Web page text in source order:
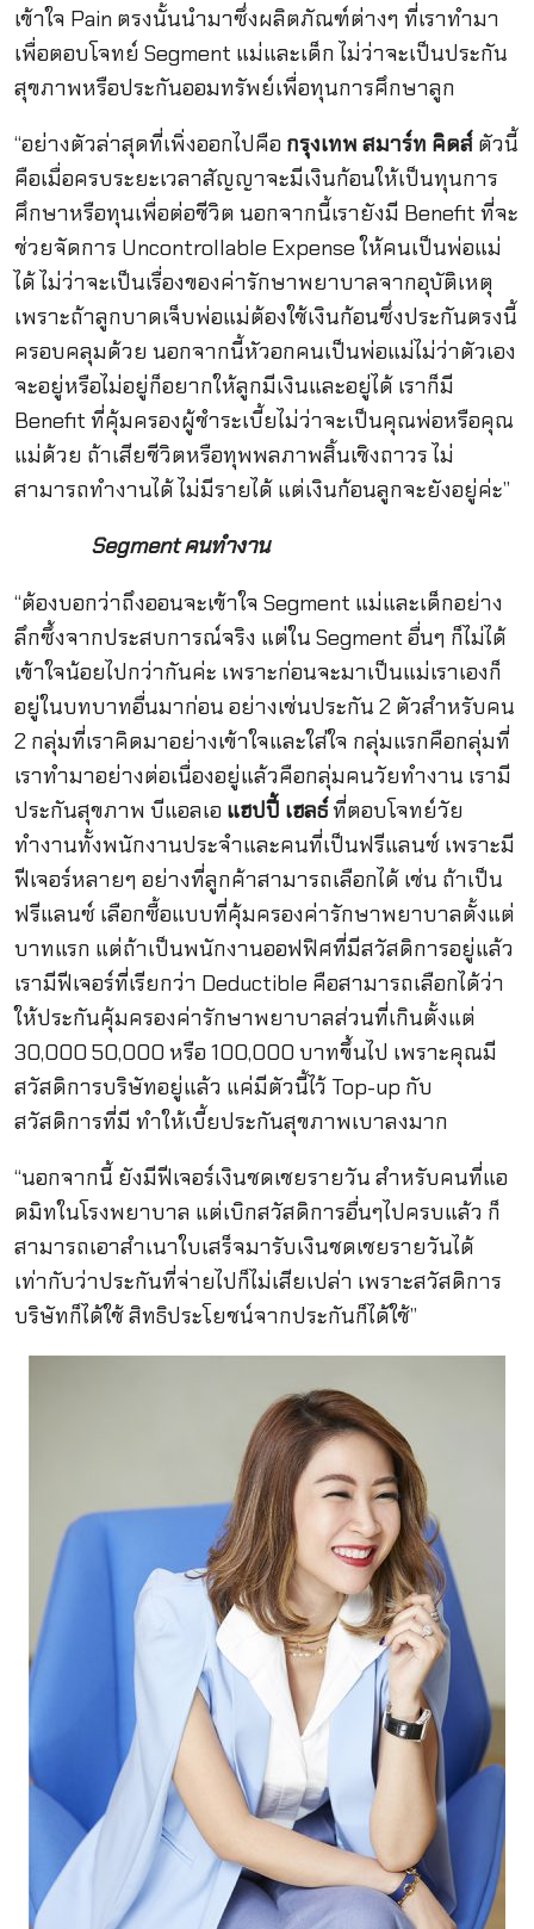
เข้าใจ Pain ตรงนั้นนำมาซึ่งผลิตภัณฑ์ต่างๆ ที่เราทำมา
เพื่อตอบโจทย์ Segment แม่และเด็ก ไม่ว่าจะเป็นประกัน
สุขภาพหรือประกันออมทรัพย์เพื่อทุนการศึกษาลูก
“อย่างตัวล่าสุดที่เพิ่งออกไปคือ กรุงเทพ สมาร์ท คิดส์ตัวนี้
คือเมื่อครบระยะเวลาสัญญาจะมีเงินก้อนให้เป็นทุนการ
ศึกษาหรือทุนเพื่อต่อชีวิต นอกจากนี้เรายังมี Benefit ที่จะ
ช่วยจัดการ Uncontrollable Expense ให้คนเป็นพ่อแม่
ได้ ไม่ว่าจะเป็นเรื่องของค่ารักษาพยาบาลจากอุบัติเหตุ
เพราะถ้าลูกบาดเจ็บพ่อแม่ต้องใช้เงินก้อนซึ่งประกันตรงนี้
ครอบคลุมด้วย นอกจากนี้หัวอกคนเป็นพ่อแม่ไม่ว่าตัวเอง
จะอยู่หรือไม่อยู่ก็อยากให้ลูกมีเงินและอยู่ได้ เราก็มี
Benefit ที่คุ้มครองผู้ชำระเบี้ยไม่ว่าจะเป็นคุณพ่อหรือคุณ
แม่ด้วย ถ้าเสียชีวิตหรือทุพพลภาพสิ้นเชิงถาวร ไม่
สามารถทำงานได้ ไม่มีรายได้ แต่เงินก้อนลูกจะยังอยู่ค่ะ”
Segment คนทำงาน
“ต้องบอกว่าถึงออนจะเข้าใจ Segment แม่และเด็กอย่าง
ลึกซึ้งจากประสบการณ์จริง แต่ใน Segment อื่นๆ ก็ไม่ได้
เข้าใจน้อยไปกว่ากันค่ะ เพราะก่อนจะมาเป็นแม่เราเองก็
อยู่ในบทบาทอื่นมาก่อน อย่างเช่นประกัน 2 ตัวสำหรับคน
2 กลุ่มที่เราคิดมาอย่างเข้าใจและใส่ใจ กลุ่มแรกคือกลุ่มที่
เราทำมาอย่างต่อเนื่องอยู่แล้วคือกลุ่มคนวัยทำงาน เรามี
ประกันสุขภาพ บีแอลเอ แฮปปี้ เฮลธ์ที่ตอบโจทย์วัย
ทำงานทั้งพนักงานประจำและคนที่เป็นฟรีแลนซ์ เพราะมี
ฟีเจอร์หลายๆ อย่างที่ลูกค้าสามารถเลือกได้ เช่น ถ้าเป็น
ฟรีแลนซ์ เลือกซื้อแบบที่คุ้มครองค่ารักษาพยาบาลตั้งแต่
บาทแรก แต่ถ้าเป็นพนักงานออฟฟิศที่มีสวัสดิการอยู่แล้ว
เรามีฟีเจอร์ที่เรียกว่า Deductible คือสามารถเลือกได้ว่า
ให้ประกันคุ้มครองค่ารักษาพยาบาลส่วนที่เกินตั้งแต่
30,000 50,000 หรือ 100,000 บาทขึ้นไป เพราะคุณมี
สวัสดิการบริษัทอยู่แล้ว แค่มีตัวนี้ไว้ Top-up กับ
สวัสดิการที่มี ทำให้เบี้ยประกันสุขภาพเบาลงมาก
“นอกจากนี้ ยังมีฟีเจอร์เงินชดเชยรายวัน สำหรับคนที่แอ
ดมิทในโรงพยาบาล แต่เบิกสวัสดิการอื่นๆไปครบแล้ว ก็
สามารถเอาสำเนาใบเสร็จมารับเงินชดเชยรายวันได้
เท่ากับว่าประกันที่จ่ายไปก็ไม่เสียเปล่า เพราะสวัสดิการ
บริษัทก็ได้ใช้ สิทธิประโยชน์จากประกันก็ได้ใช้”